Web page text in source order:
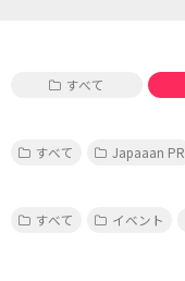
すべて
すべて
Japaaan PR
すべて
イベント